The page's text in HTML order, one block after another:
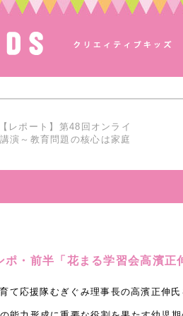
【レポート】第48回オンライ
演～教育問題の核心は家庭
ポ・前半「花まる学習会高濱正
て応援隊むぎぐみ理事長の高濱正伸